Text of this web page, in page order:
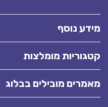
מידע נוסף
קטגוריות מומלצות
מאמרים מובילים בבלוג